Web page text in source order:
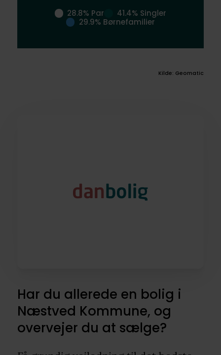
28.8% Par
41.4% Singler
29.9% Børnefamilier
Kilde: Geomatic
Har du allerede en bolig i
Næstved Kommune, og
overvejer du at sælge?